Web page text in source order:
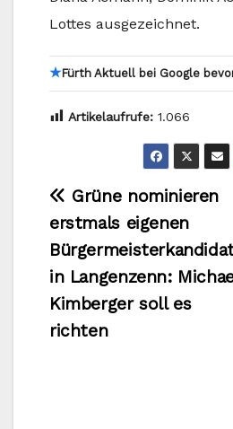
Lottes ausgezeichnet.
★Fürth Aktuell bei Google
Artikelaufrufe: 1.066
Grüne nominieren
erstmals eigenen
in Langenzenn:
Kimberger soll es
richten